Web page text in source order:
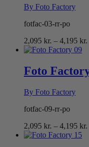
By Foto Factory
fotfac-03-rr-po
2,095 kr. – 4,195 kr.
Foto
By Foto Factory
fotfac-09-rr-po
2,095 kr. – 4,195 kr.